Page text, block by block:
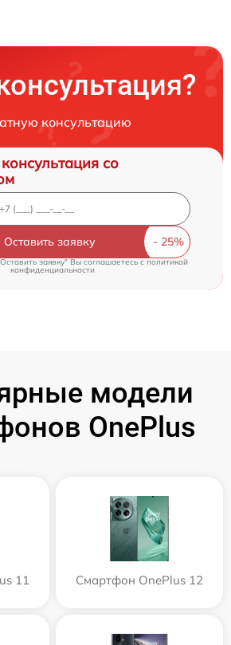
консультацию
со
Оставить заявку
заявку" Вы соглашаетесь cполитикой
конфиденциальности
модели
OnePlus
11 Смартфон OnePlus 12